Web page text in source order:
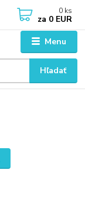
Menu
Hľadať
0 ks
za 0 EUR